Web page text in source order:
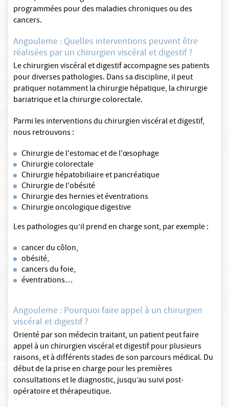
programmées pour des maladies chroniques ou des
cancers.
Angouleme : Quelles interventions peuvent être
réalisées par un chirurgien viscéral et digestif ?
Le chirurgien viscéral et digestif accompagne ses patients
pour diverses pathologies. Dans sa discipline, il peut
pratiquer notamment la chirurgie hépatique, la chirurgie
bariatrique et la chirurgie colorectale.
Parmi les interventions du chirurgien viscéral et digestif,
nous retrouvons :
Chirurgie de l'estomac et de l'œsophage
Chirurgie colorectale
Chirurgie hépatobiliaire et pancréatique
Chirurgie de l'obésité
Chirurgie des hernies et éventrations
Chirurgie oncologique digestive
Les pathologies qu’il prend en charge sont, par exemple :
cancer du côlon,
obésité,
cancers du foie,
éventrations…
Angouleme : Pourquoi faire appel à un chirurgien
viscéral et digestif ?
Orienté par son médecin traitant, un patient peut faire
appel à un chirurgien viscéral et digestif pour plusieurs
raisons, et à différents stades de son parcours médical. Du
début de la prise en charge pour les premières
consultations et le diagnostic, jusqu’au suivi post-
opératoire et thérapeutique.